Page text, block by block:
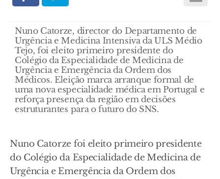
Nuno Catorze, director do Departamento de
Urgência e Medicina Intensiva da ULS Médio
Tejo, foi eleito primeiro presidente do
Colégio da Especialidade de Medicina de
Urgência e Emergência da Ordem dos
Médicos. Eleição marca arranque formal de
uma nova especialidade médica em Portugal e
reforça presença da região em decisões
estruturantes para o futuro do SNS.
Nuno Catorze foi eleito primeiro presidente
do Colégio da Especialidade de Medicina de
Urgência e Emergência da Ordem dos